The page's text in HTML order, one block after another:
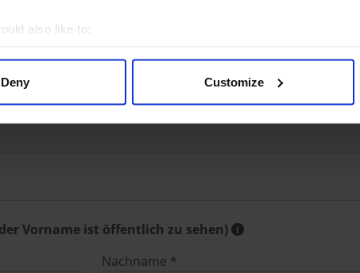
also like to:
how your personal data is processed and set your
Deny Customize
bei diesem Anbieter?
Vorname ist öffentlich zu sehen)
Nachname *